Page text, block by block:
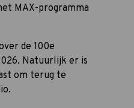
MAX-programma
de 100e
Natuurlijk er is
om terug te